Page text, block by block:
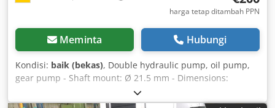
harga tetap ditambah PPN
Meminta Hubungi
Kondisi: baik (bekas), Double hydraulic pump, oil pump,
gear pump - Shaft mount: Ø 21.5 mm - Dimensions:
300/120/110 mm Djdpfx Afob A H Anjqekr - Weight: 9 kg